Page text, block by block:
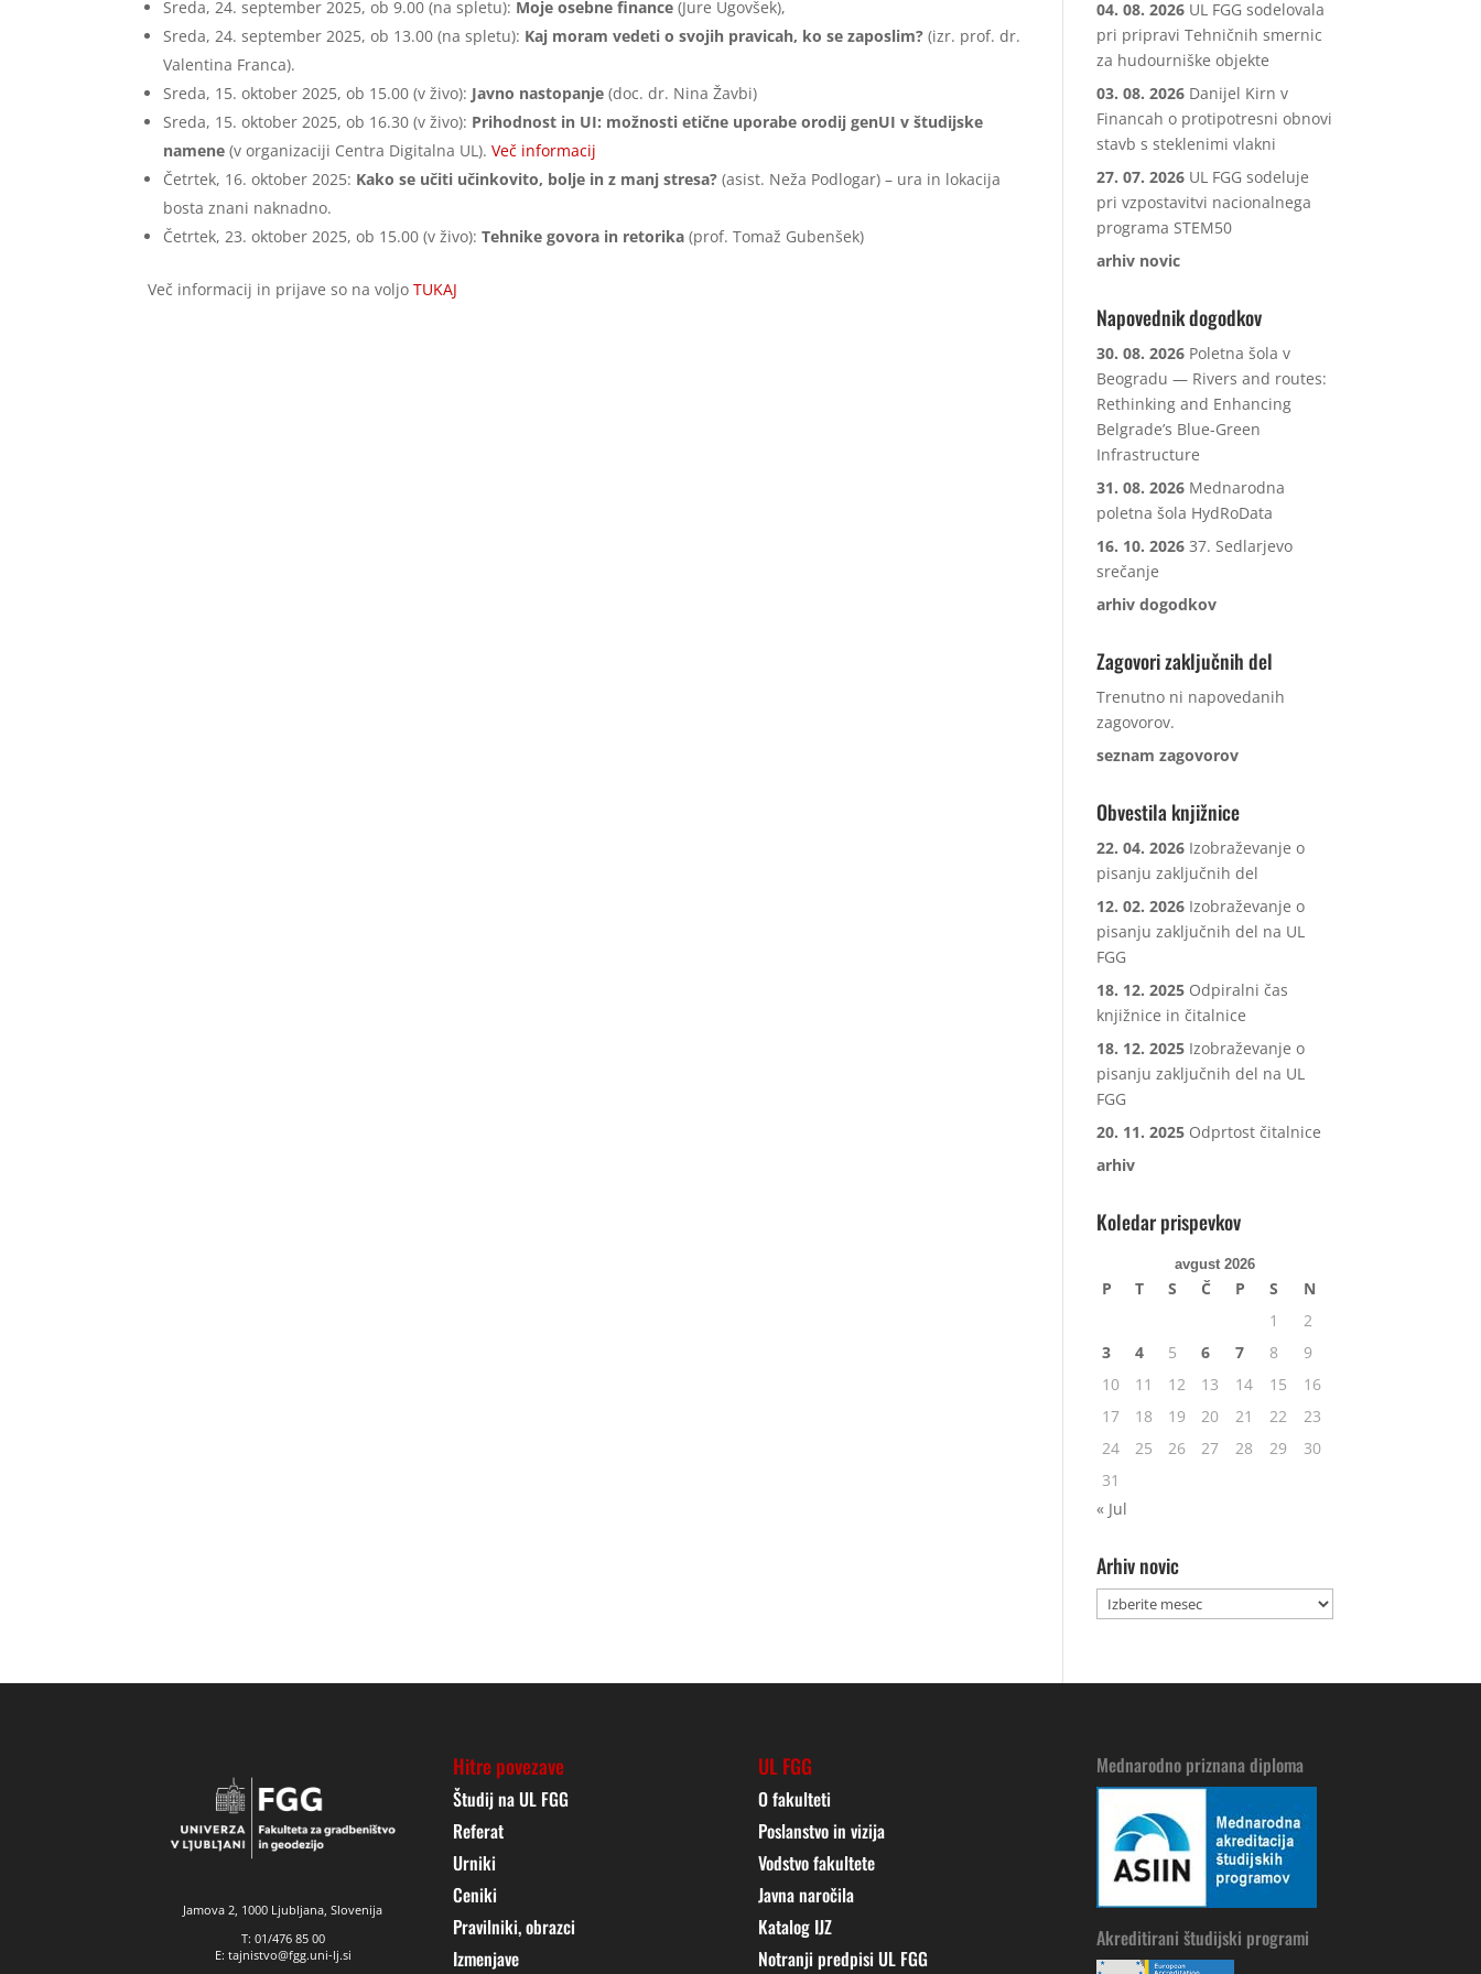
Sreda, 24. september 2025, ob 9.00 (na spletu): Moje osebne finance (Jure Ugovšek),
Sreda, 24. september 2025, ob 13.00 (na spletu): Kaj moram vedeti o svojih pravicah, ko se zaposlim?(izr. prof. dr.
Valentina Franca).
Sreda, 15. oktober 2025, ob 15.00 (v živo): Javno nastopanje (doc. dr. Nina Žavbi)
Sreda, 15. oktober 2025, ob 16.30 (v živo): Prihodnost in UI: možnosti etične uporabe orodij genUI v študijske
namene(v organizaciji Centra Digitalna UL).Več informacij
Četrtek, 16. oktober 2025: Kako se učiti učinkovito, bolje in z manj stresa? (asist. Neža Podlogar) – ura in lokacija
bosta znani naknadno.
Četrtek, 23. oktober 2025, ob 15.00 (v živo):Tehnike govora in retorika (prof. Tomaž Gubenšek)
Več informacij in prijave so na voljoTUKAJ
04. 08. 2026 UL FGG sodelovala
pri pripravi Tehničnih smernic
za hudourniške objekte
03. 08. 2026 Danijel Kirn v
Financah o protipotresni obnovi
stavb s steklenimi vlakni
27. 07. 2026 UL FGG sodeluje
pri vzpostavitvi nacionalnega
programa STEM50
arhiv novic
Napovednik dogodkov
30. 08. 2026 Poletna šola v
Beogradu — Rivers and routes:
Rethinking and Enhancing
Belgrade’s Blue-Green
Infrastructure
31. 08. 2026 Mednarodna
poletna šola HydRoData
16. 10. 2026 37. Sedlarjevo
srečanje
arhiv dogodkov
Zagovori zaključnih del
Trenutno ni napovedanih
zagovorov.
seznam zagovorov
Obvestila knjižnice
22. 04. 2026 Izobraževanje o
pisanju zaključnih del
12. 02. 2026 Izobraževanje o
pisanju zaključnih del na UL
FGG
18. 12. 2025 Odpiralni čas
knjižnice in čitalnice
18. 12. 2025 Izobraževanje o
pisanju zaključnih del na UL
FGG
20. 11. 2025 Odprtost čitalnice
arhiv
Koledar prispevkov
avgust 2026
P T S Č P S
N
1
2
3
4 5 6 7 8
9
10
11 12 13 14 15
16
17
18 19 20 21 22
23
24
25 26 27 28 29
30
31
« Jul
Arhiv novic
Arhiv
novic
Jamova 2, 1000 Ljubljana, Slovenija
T: 01/476 85 00
E: tajnistvo@fgg.uni-lj.si
Hitre povezave
Študij na UL FGG
Referat
Urniki
Ceniki
Pravilniki, obrazci
Izmenjave
UL FGG
O fakulteti
Poslanstvo in vizija
Vodstvo fakultete
Javna naročila
Katalog IJZ
Notranji predpisi UL FGG
Mednarodno priznana diploma
Akreditirani študijski programi